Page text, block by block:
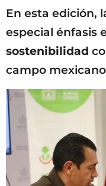
En esta edición,
especial énfasis
sostenibilidad
campo